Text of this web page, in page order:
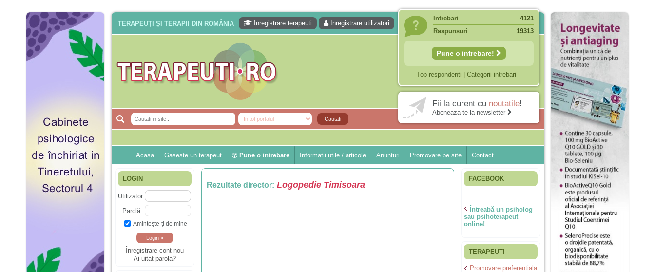
TERAPEUȚI ȘI TERAPII DIN ROMÂNIA Inregistrare terapeuti Inregistrare utilizatori
Intrebari
4121
Raspunsuri
19313
Pune o intrebare!
Top respondenti Categorii intrebari
Fii la curent cu noutatile!
Aboneaza-te la newsletter
Acasa Gaseste un terapeut Pune o intrebare Informatii utile / articole Anunturi Promovare pe site Contact
LOGIN
Utilizator:
Parolă:
Aminteşte-ţi de mine
Înregistrare cont nou
Ai uitat parola?
Rezultate director: Logopedie Timisoara
FACEBOOK
Întreabă un psiholog
sau psihoterapeut
online!
TERAPEUTI
Promovare preferentiala